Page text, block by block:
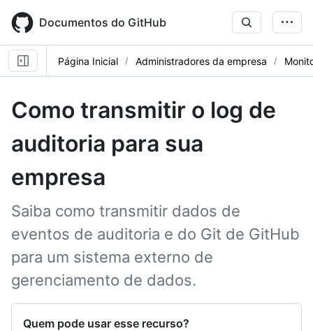
main
content
Documentos do GitHub
Página Inicial Administradores da empresa
Como transmitir o log de
auditoria para sua
empresa
Saiba como transmitir dados de
eventos de auditoria e do Git de GitHub
para um sistema externo de
gerenciamento de dados.
Quem pode usar esse recurso?